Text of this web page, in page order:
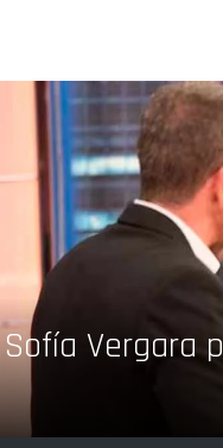
Sofía Vergara